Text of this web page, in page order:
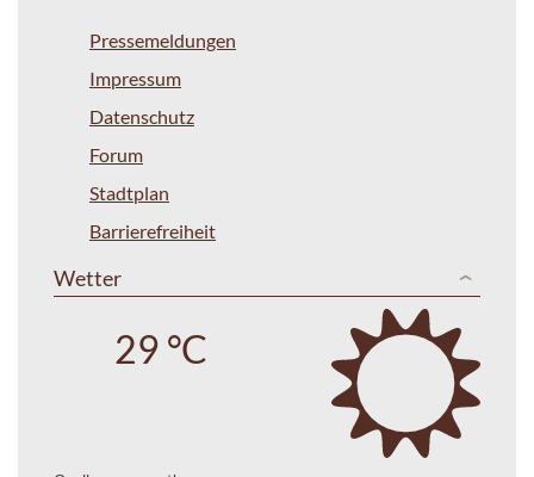
Pressemeldungen
Impressum
Datenschutz
Forum
Stadtplan
Barrierefreiheit
Wetter
29 °C